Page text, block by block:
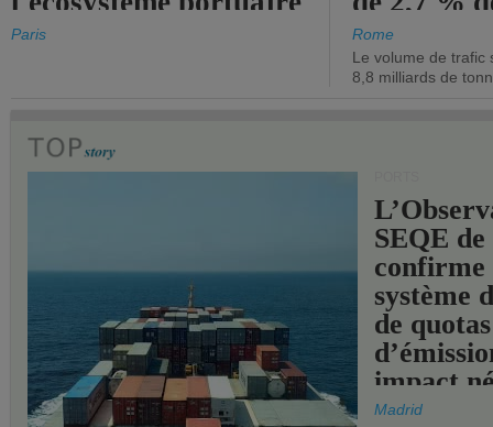
de l'État.
Paris
chiffre
Rome
Le volume de trafic
8,8 milliards de
SEQE de
confirme
système
de quotas
impact
les ports
Madrid